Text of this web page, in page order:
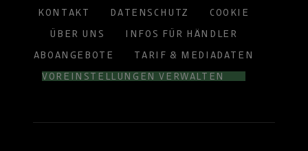
KONTAKT DATENSCHUTZ COOKIE
ÜBER UNS INFOS FÜR HÄNDLER
ABOANGEBOTE TARIF & MEDIADATEN
VOREINSTELLUNGEN VERWALTEN